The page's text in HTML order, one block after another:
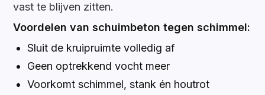
vast te blijven zitten.
Voordelen van schuimbeton tegen schimmel:
Sluit de kruipruimte volledig af
Geen optrekkend vocht meer
Voorkomt schimmel, stank én houtrot